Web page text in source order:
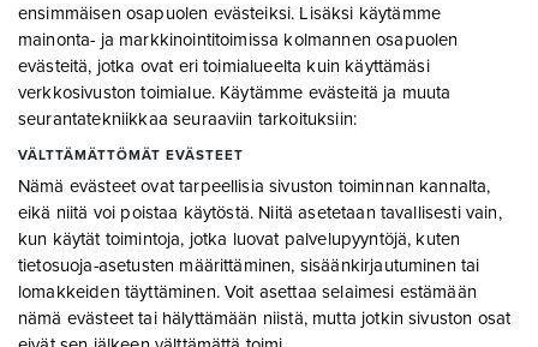
ensimmäisen osapuolen evästeiksi. Lisäksi käytämme
mainonta- ja markkinointitoimissa kolmannen osapuolen
evästeitä, jotka ovat eri toimialueelta kuin käyttämäsi
verkkosivuston toimialue. Käytämme evästeitä ja muuta
seurantatekniikkaa seuraaviin tarkoituksiin:
VÄLTTÄMÄTTÖMÄT EVÄSTEET
Nämä evästeet ovat tarpeellisia sivuston toiminnan kannalta,
eikä niitä voi poistaa käytöstä. Niitä asetetaan tavallisesti vain,
kun käytät toimintoja, jotka luovat palvelupyyntöjä, kuten
tietosuoja-asetusten määrittäminen, sisäänkirjautuminen tai
lomakkeiden täyttäminen. Voit asettaa selaimesi estämään
nämä evästeet tai hälyttämään niistä, mutta jotkin sivuston osat